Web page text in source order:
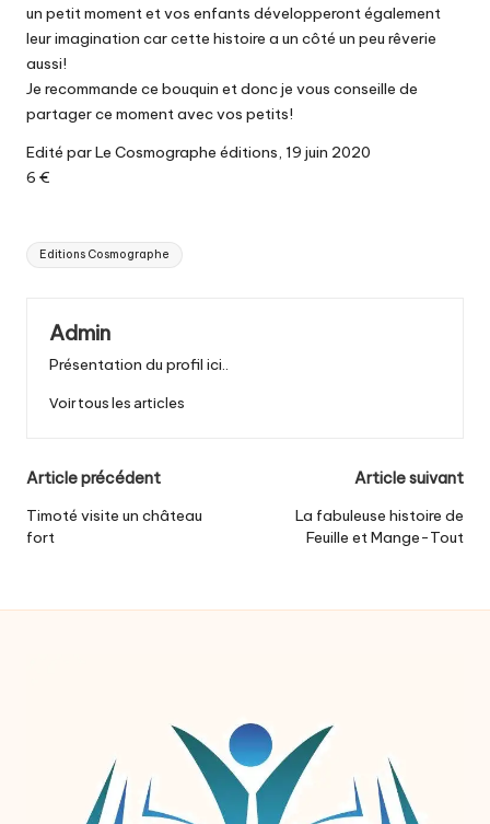
un petit moment et vos enfants développeront également
leur imagination car cette histoire a un côté un peu rêverie
aussi!
Je recommande ce bouquin et donc je vous conseille de
partager ce moment avec vos petits!
Edité par Le Cosmographe éditions, 19 juin 2020
6 €
Tags:
Editions Cosmographe
Admin
Présentation du profil ici..
Voir tous les articles
Post
navigation
Article précédent
Timoté visite un château
fort
Article suivant
La fabuleuse histoire de
Feuille et Mange-Tout